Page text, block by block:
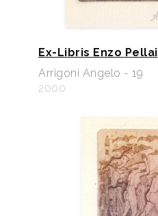
Ex-Libris Enzo Pellai
Arrigoni Angelo - 19
2000